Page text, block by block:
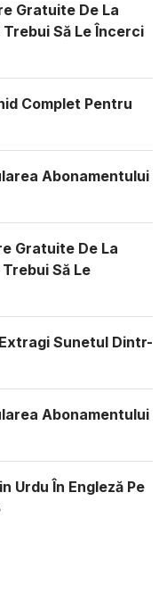
Gratuite De La
Trebui Să Le Încerci
Complet Pentru
Abonamentului
Gratuite De La
Să Le
Sunetul Dintr-
Abonamentului
Urdu În Engleză Pe